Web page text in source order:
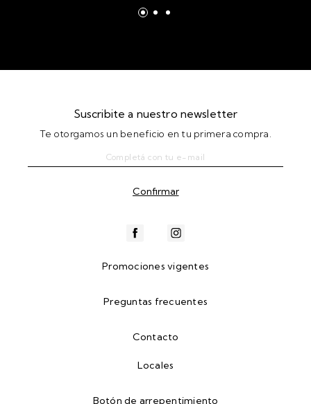
Suscribite a nuestro newsletter
Te otorgamos un beneficio en tu primera compra.
Promociones vigentes
Preguntas frecuentes
Contacto
Locales
Botón de arrepentimiento